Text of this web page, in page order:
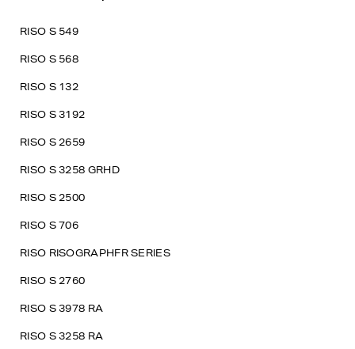
RISO S 549
RISO S 568
RISO S 132
RISO S 3192
RISO S 2659
RISO S 3258 GRHD
RISO S 2500
RISO S 706
RISO RISOGRAPHFR SERIES
RISO S 2760
RISO S 3978 RA
RISO S 3258 RA